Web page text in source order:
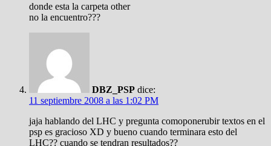
donde esta la carpeta other
no la encuentro???
DBZ_PSP dice:
11 septiembre 2008 a las 1:02 PM
jaja hablando del LHC y pregunta comoponerubir textos en el
psp es gracioso XD y bueno cuando terminara esto del
LHC?? cuando se tendran resultados??